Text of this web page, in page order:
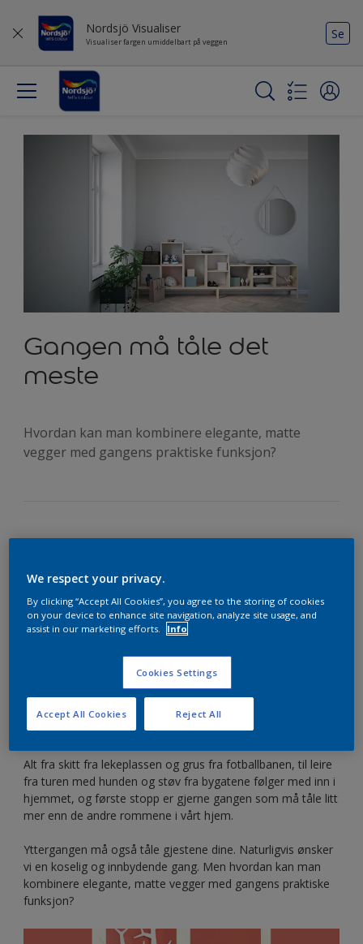
Nordsjö Visualiser
Visualiser fargen umiddelbart på veggen
Se
Gangen må tåle det
meste
Hvordan kan man kombinere elegante, matte
vegger med gangens praktiske funksjon?
Alt fra skitt fra lekeplassen og grus fra fotballbanen, til leire
fra turen med hunden og støv fra bygatene følger med inn i
hjemmet, og første stopp er gjerne gangen som må tåle litt
mer enn de andre rommene i vårt hjem.
Yttergangen må også tåle gjestene dine. Naturligvis ønsker
vi en koselig og innbydende gang. Men hvordan kan man
kombinere elegante, matte vegger med gangens praktiske
funksjon?
We respect your privacy.
By clicking “Accept All Cookies”, you agree to the storing of cookies
on your device to enhance site navigation, analyze site usage, and
assist in our marketing efforts.
Info
Cookies Settings
Reject All
Accept All Cookies